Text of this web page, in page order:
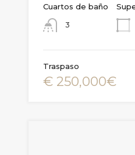
Cuartos de baño
3
Traspaso
€ 250,000€